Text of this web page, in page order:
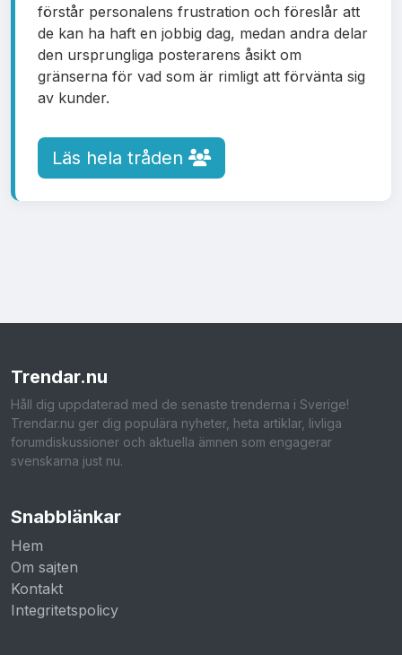
förstår personalens frustration och föreslår att
de kan ha haft en jobbig dag, medan andra delar
den ursprungliga posterarens åsikt om
gränserna för vad som är rimligt att förvänta sig
av kunder.
Läs hela tråden
Trendar.nu
Håll dig uppdaterad med de senaste trenderna i Sverige!
Trendar.nu ger dig populära nyheter, heta artiklar, livliga
forumdiskussioner och aktuella ämnen som engagerar
svenskarna just nu.
Snabblänkar
Hem
Om sajten
Kontakt
Integritetspolicy